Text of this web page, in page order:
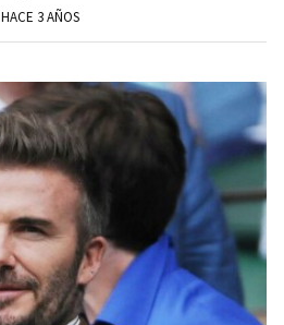
HACE 3 AÑOS